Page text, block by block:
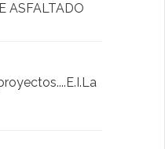
ASFALTADO